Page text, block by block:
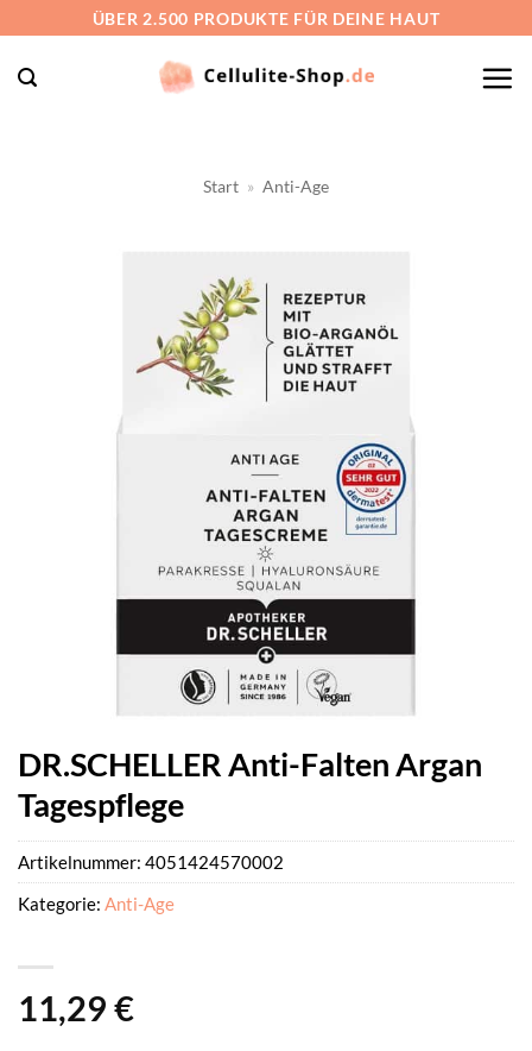
springen
ÜBER 2.500 PRODUKTE FÜR DEINE HAUT
Start » Anti-Age
DR.SCHELLER Anti-Falten Argan
Tagespflege
11,29 €
Artikelnummer: 4051424570002
Kategorie: Anti-Age